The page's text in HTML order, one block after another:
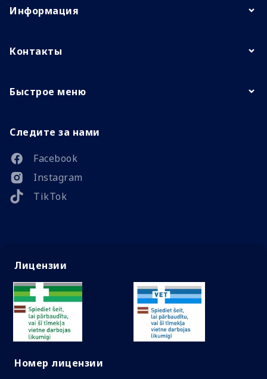
Информация
Контакты
Быстрое меню
Следите за нами
Facebook
Instagram
TikTok
Лицензии
Номер лицензии